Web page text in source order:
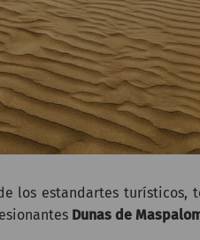
los estandartes
Dunas de